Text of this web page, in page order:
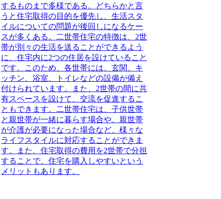
するものまで多様である。どちらかと言
うと住宅取得の目的を優先し、生活スタ
イルについての問題が後回しになるケー
スが多くある。
二世帯住宅の特徴は、2世
帯が別々の生活を送ることができるよう
に、住宅内に2つの住居を設けていること
です。
このため、各世帯には、玄関、キ
ッチン、浴室、トイレなどの設備が備え
付けられています。また、2世帯の間に共
有スペースを設けて、交流を促進するこ
ともできます。
二世帯住宅は、子供世帯
と親世帯が一緒に暮らす場合や、親世帯
が介護が必要になった場合など、様々な
ライフスタイルに対応することができま
す。
また、住宅取得の費用を2世帯で分担
することで、住宅を購入しやすいという
メリットもあります。